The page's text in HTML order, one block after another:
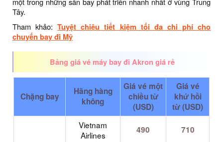
Tây.
Tham khảo:Tuyệt chiêu tiết kiệm tối đa chi phí cho
chuyến bay đi Mỹ
Bảng giá vé máy bay đi Akron giá rẻ
Chặng bay
Hãng hàng
không
Giá vé một
chiều từ
(USD)
Giá vé
khứ hồi
từ (USD)
Vietnam
Airlines
490 710